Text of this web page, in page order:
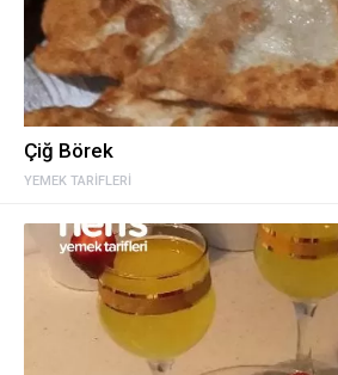
YEMEK TARIFLERI
Çiğ Börek